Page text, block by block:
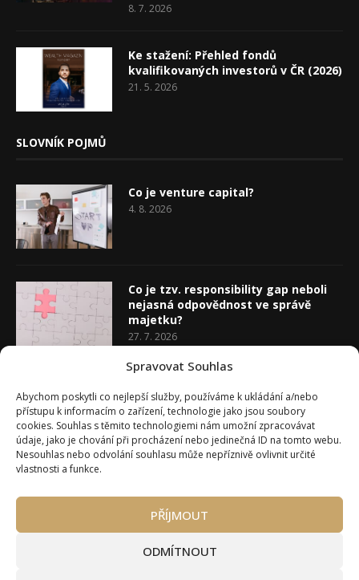
Spravovat Souhlas
Abychom poskytli co nejlepší služby, používáme k ukládání a/nebo
přístupu k informacím o zařízení, technologie jako jsou soubory
cookies. Souhlas s těmito technologiemi nám umožní zpracovávat
údaje, jako je chování při procházení nebo jedinečná ID na tomto webu.
Nesouhlas nebo odvolání souhlasu může nepříznivě ovlivnit určité
vlastnosti a funkce.
PŘÍJMOUT
ODMÍTNOUT
8. 7. 2026
Ke stažení: Přehled fondů
kvalifikovaných investorů v ČR (2026)
21. 5. 2026
SLOVNÍK POJMŮ
Co je venture capital?
4. 8. 2026
Co je tzv. responsibility gap neboli
nejasná odpovědnost ve správě
majetku?
27. 7. 2026
20. 7. 2026
O Wealth Magazínu Můj účet
Kontakty
Máte zájem o spolupráci?
Pravidla používání webu wmag.cz